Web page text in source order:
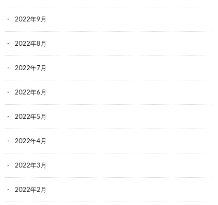
2022年9月
2022年8月
2022年7月
2022年6月
2022年5月
2022年4月
2022年3月
2022年2月